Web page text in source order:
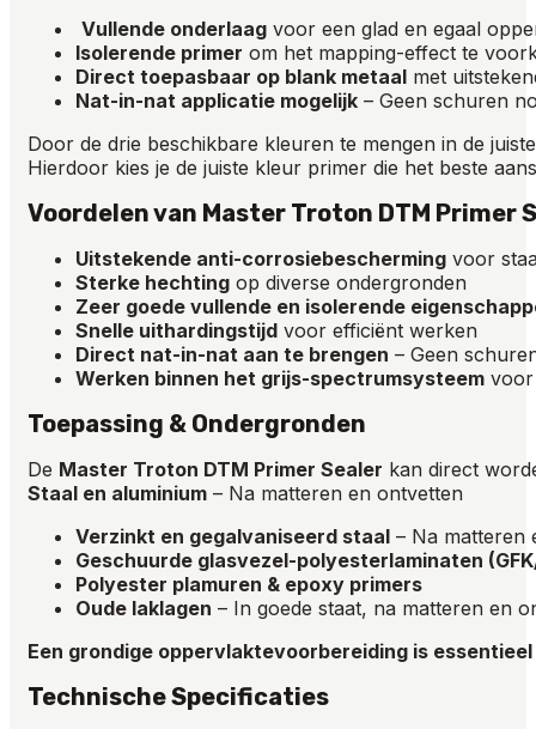
Vullende onderlaag voor een glad en egaal
Isolerende primer om het mapping-effect te
Direct toepasbaar op blank metaal met
Nat-in-nat applicatie mogelijk – Geen schuren
Door de drie beschikbare kleuren te mengen in de
Hierdoor kies je de juiste kleur primer die het beste
Voordelen van Master Troton DTM Primer
Uitstekende anti-corrosiebescherming voor
Sterke hechting op diverse ondergronden
Zeer goede vullende en isolerende
Snelle uithardingstijd voor efficiënt werken
Direct nat-in-nat aan te brengen – Geen
Werken binnen het grijs-spectrumsysteem voor
Toepassing & Ondergronden
De Master Troton DTM Primer Sealer kan direct
Staal en aluminium – Na matteren en ontvetten
Verzinkt en gegalvaniseerd staal – Na matteren
Geschuurde glasvezel-polyesterlaminaten
Polyester plamuren & epoxy primers
Oude laklagen – In goede staat, na matteren en
Een grondige oppervlaktevoorbereiding is essentieel
Technische Specificaties